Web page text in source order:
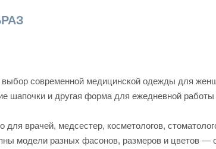
современной медицинской одежды для
шапочки и другая форма для ежедневной
врачей, медсестер, косметологов,
модели разных фасонов, размеров и цветов